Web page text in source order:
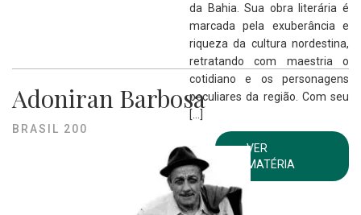
da Bahia. Sua obra literária é
marcada pela exuberância e
riqueza da cultura nordestina,
retratando com maestria o
cotidiano e os personagens
peculiares da região. Com seu
[…]
VER
MATÉRIA
Adoniran Barbosa
BRASIL 200